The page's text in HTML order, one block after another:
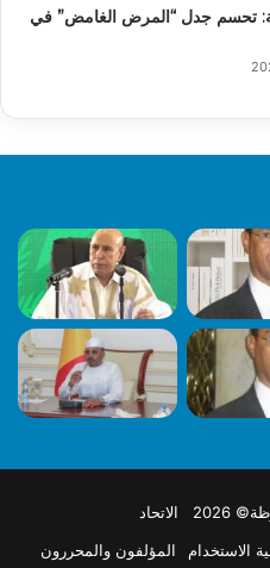
تحسم جدل “المرض الغامض” في
الاستخدام المؤلفون والمحررون